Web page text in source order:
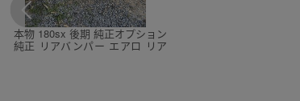
本物 180sx 後期 純正オプション
純正 リアバンパー エアロ リア